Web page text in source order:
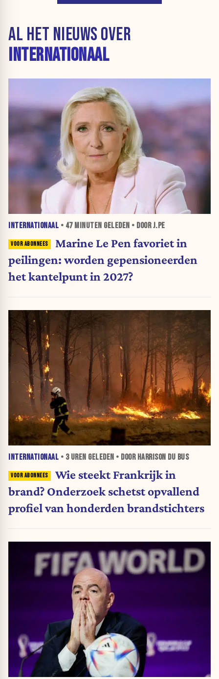
AL HET NIEUWS OVER
INTERNATIONAAL
INTERNATIONAAL • 47 MINUTEN GELEDEN • DOOR J.PE
Marine Le Pen favoriet in
peilingen: worden gepensioneerden
het kantelpunt in 2027?
INTERNATIONAAL • 3 UREN GELEDEN • DOOR HARRISON DU BUS
Wie steekt Frankrijk in
brand? Onderzoek schetst opvallend
profiel van honderden brandstichters